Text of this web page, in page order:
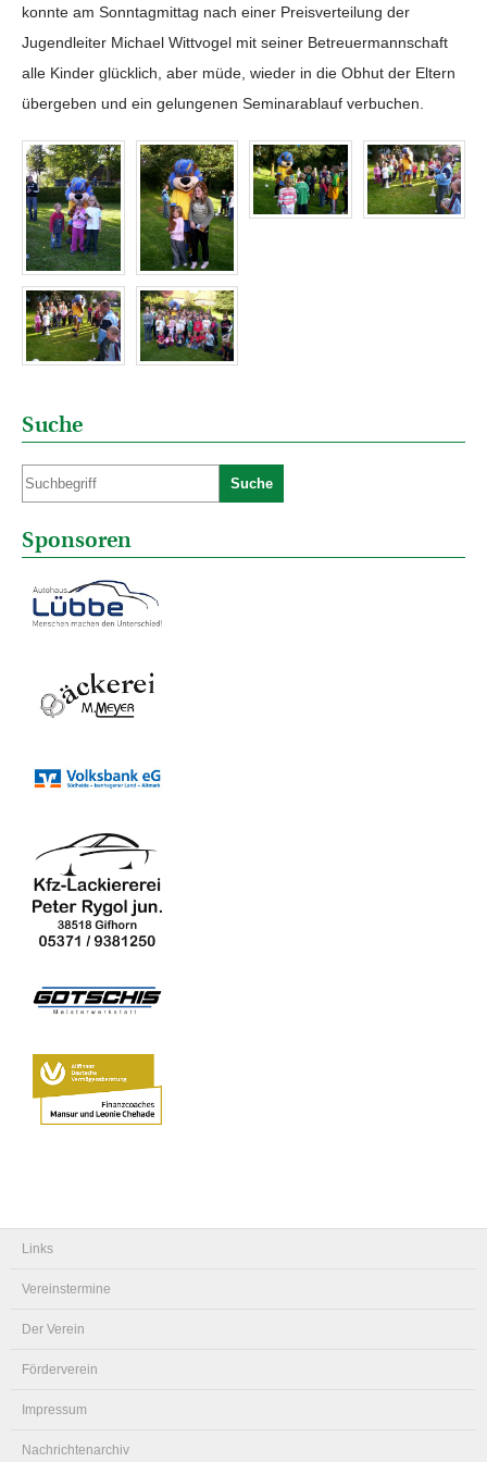
konnte am Sonntagmittag nach einer Preisverteilung der
Jugendleiter Michael Wittvogel mit seiner Betreuermannschaft
alle Kinder glücklich, aber müde, wieder in die Obhut der Eltern
übergeben und ein gelungenen Seminarablauf verbuchen.
Suche
Suche
Sponsoren
Links
Vereinstermine
Der Verein
Förderverein
Impressum
Nachrichtenarchiv